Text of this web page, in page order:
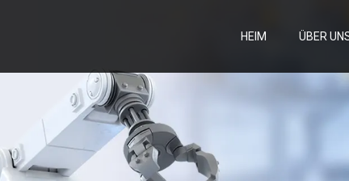
HEIM ÜBER